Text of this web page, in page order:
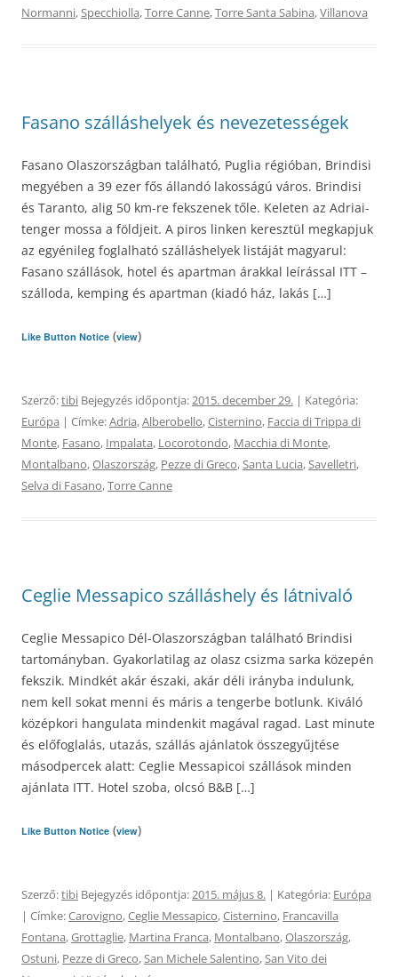
Normanni,Specchiolla,Torre Canne,Torre Santa Sabina,Villanova
Fasano szálláshelyek és nevezetességek
Fasano Olaszországban található, Puglia régióban, Brindisi
megyében a 39 ezer fős állandó lakosságú város. Brindisi
és Taranto, alig 50 km-re fekszenek tőle. Keleten az Adriai-
tenger mossa a földjeit. A piros linken keresztül megkapjuk
az egyénileg foglalható szálláshelyek listáját magyarul:
Fasano szállások, hotel és apartman árakkal leírással ITT –
szálloda, kemping és apartman (kiadó ház, lakás […]
Like Button Notice (view)
Szerző:tibi Bejegyzés időpontja:2015. december 29. | Kategória:
Európa | Címke:Adria,Alberobello,Cisternino, Faccia di Trippa di
Monte, Fasano, Impalata, Locorotondo, Macchia di Monte,
Montalbano,Olaszország, Pezze di Greco,Santa Lucia,Savelletri,
Selva di Fasano,Torre Canne
Ceglie Messapico szálláshely és látnivaló
Ceglie Messapico Dél-Olaszországban található Brindisi
tartományban. Gyakorlatilag az olasz csizma sarka közepén
fekszik. Mindkét akár északi, akár déli irányba indulunk,
nem kell sokat menni és máris a tengerbe botlunk. Kiváló
középkori hangulata mindenkit magával ragad. Last minute
és előfoglalás, utazás, szállás ajánlatok összegyűjtése
másodpercek alatt: Ceglie Messapicoi szállások minden
ajánlata ITT. Hotel szoba, olcsó B&B […]
Like Button Notice (view)
Szerző:tibi Bejegyzés időpontja:2015. május 8. | Kategória: Európa
| Címke:Carovigno,Ceglie Messapico,Cisternino, Francavilla
Fontana,Grottaglie, Martina Franca, Montalbano,Olaszország,
Ostuni, Pezze di Greco,San Michele Salentino,San Vito dei